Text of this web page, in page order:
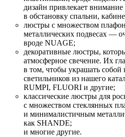
дизайн привлекает
в обстановку спальни,
люстры с множеством
металлических подвесах —
вроде NUAGE;
декоративные люстры,
атмосферное свечение. Их
в том, чтобы украшать
светильников из нашего
RUMPI, FLUORI и другие;
классические люстры для
с множеством стеклянных
и минималистичным
как SHANDE;
и многие другие.